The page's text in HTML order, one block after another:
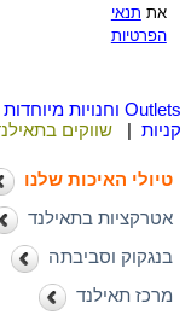
את תנאי
הפרטיות
Outlets וחנויות מיוחדות
קניות | שווקים
טיולי האיכות שלנו
אטרקציות בתאילנד
בנגקוק וסביבתה
מרכז תאילנד